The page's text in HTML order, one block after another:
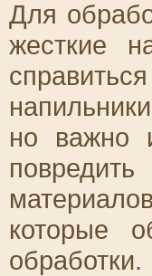
Для
жесткие
но важно
которые
обработки.